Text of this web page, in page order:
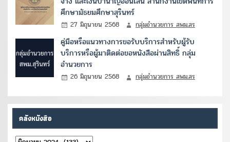
ศึกษามัธยมศึกษาสุรินทร์
27 มิถุนายน 2568 กลุ่มอำนวยการ สพม.สร
คู่มือหรือแนวทางการขอรับบริการสำหรับผู้รับ
บริการหรือผู้มาติดต่อขอหนังสือผ่านสิทธิ์ กลุ่ม
อำนวยการ
26 มิถุนายน 2568 กลุ่มอำนวยการ สพม.สร
คลังหนังสือ
คลัง